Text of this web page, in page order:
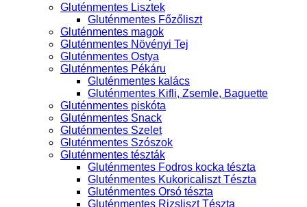
Gluténmentes Lisztek
Gluténmentes Főzőliszt
Gluténmentes magok
Gluténmentes Növényi Tej
Gluténmentes Ostya
Gluténmentes Pékáru
Gluténmentes kalács
Gluténmentes Kifli, Zsemle, Baguette
Gluténmentes piskóta
Gluténmentes Snack
Gluténmentes Szelet
Gluténmentes Szószok
Gluténmentes tészták
Gluténmentes Fodros kocka tészta
Gluténmentes Kukoricaliszt Tészta
Gluténmentes Orsó tészta
Gluténmentes Rizsliszt Tészta